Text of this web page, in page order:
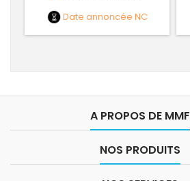
Date annoncée NC
A PROPOS DE MMF
NOS PRODUITS